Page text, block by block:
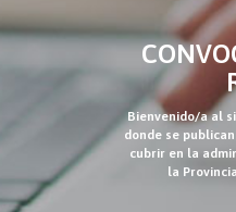
Bienvenido/a al
donde se
cubrir en la
la